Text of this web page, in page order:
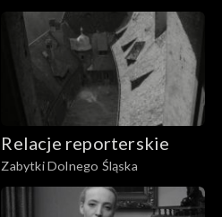
Relacje reporterskie
Zabytki Dolnego Śląska